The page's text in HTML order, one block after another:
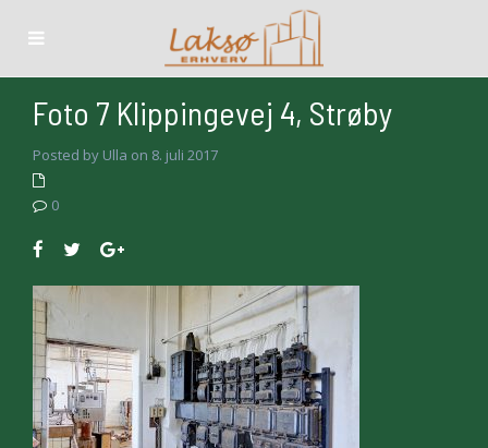
Foto 7 Klippingevej 4, Strøby
Posted by Ulla on 8. juli 2017
0